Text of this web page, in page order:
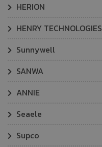
HERION
HENRY TECHNOLOGIES
Sunnywell
SANWA
ANNIE
Seaele
Supco